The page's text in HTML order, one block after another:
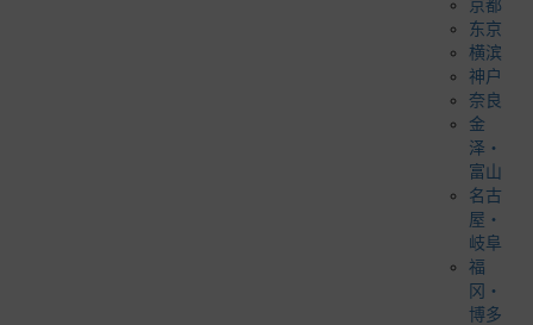
京都
东京
横滨
神户
奈良
金
泽・
富山
名古
屋・
岐阜
福
冈・
博多